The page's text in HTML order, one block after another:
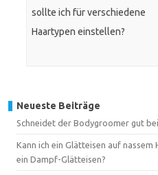
sollte ich für verschiedene
Haartypen einstellen?
Neueste Beiträge
Schneidet der Bodygroomer gut
Kann ich ein Glätteisen auf
ein Dampf-Glätteisen?